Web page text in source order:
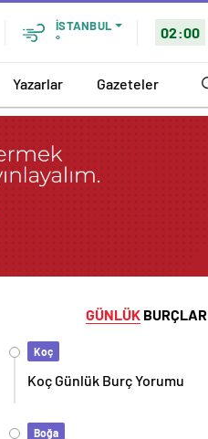
İSTANBUL
°
02:00
Yazarlar Gazeteler
GÜNLÜKBURÇLAR
Koç
Koç Günlük Burç Yorumu
Boğa